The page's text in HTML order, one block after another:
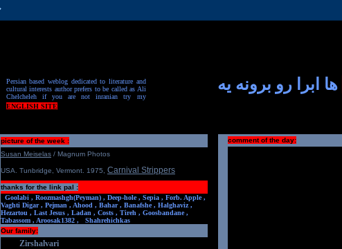
Persian based weblog dedicated to literature and
cultural interests author prefers to be called as Ali
Chelcheleh if you are not inranian try my
ENGLISH SITE
ها ابرا رو برونه یه
comment of the day:
picture of the week :
Susan Meiselas / Magnum Photos
USA. Tunbridge, Vermont. 1975 Carnival Strippers
thanks for the link pal :
Goolabi , Roozmashgh(Peyman) , Deep-hole , Sepia , Forb. Apple ,
Vaghti Digar , Pejman , Ahood , Bahar , Banafshe , Halghaviz ,
Hezartou , Last Jesus , Ladan , Costs , Tireh , Goosbandane ,
Tabassom , Aroosak1382 ,
Shahrehichkas
Our family:
Zirshalvari